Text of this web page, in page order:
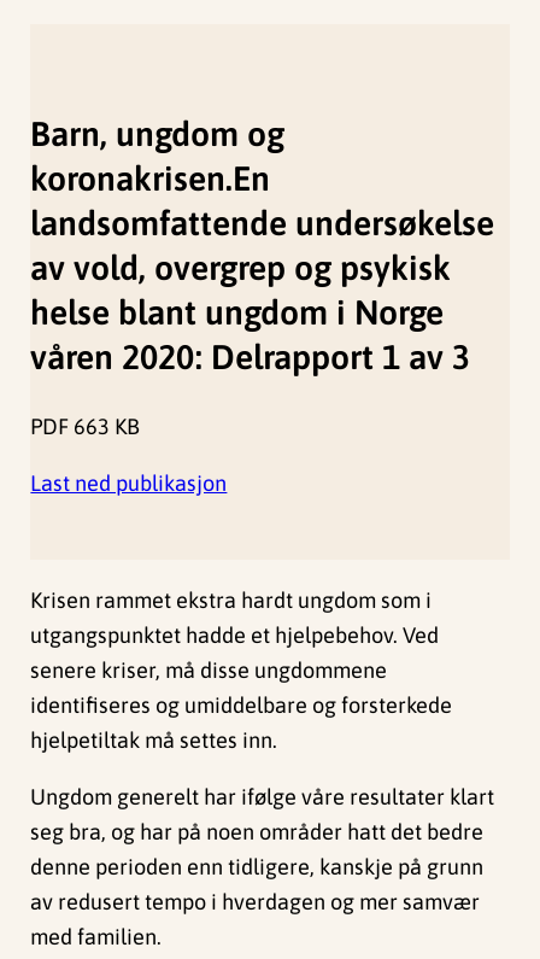
Barn, ungdom og
koronakrisen.En
landsomfattende undersøkelse
av vold, overgrep og psykisk
helse blant ungdom i Norge
våren 2020: Delrapport 1 av 3
PDF 663 KB
Last ned publikasjon
Krisen rammet ekstra hardt ungdom som i
utgangspunktet hadde et hjelpebehov. Ved
senere kriser, må disse ungdommene
identifiseres og umiddelbare og forsterkede
hjelpetiltak må settes inn.
Ungdom generelt har ifølge våre resultater klart
seg bra, og har på noen områder hatt det bedre
denne perioden enn tidligere, kanskje på grunn
av redusert tempo i hverdagen og mer samvær
med familien.